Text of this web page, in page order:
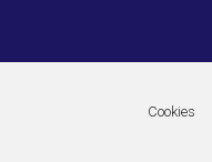
Cookies